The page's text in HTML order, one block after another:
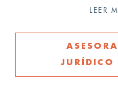
LEER
JURÍDICO